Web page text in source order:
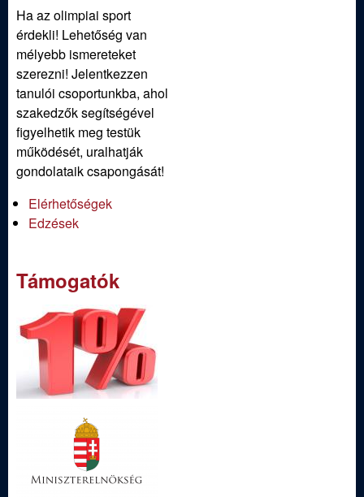
Ha az olimpiai sport
érdekli! Lehetőség van
mélyebb ismereteket
szerezni! Jelentkezzen
tanulói csoportunkba, ahol
szakedzők segítségével
figyelhetik meg testük
működését, uralhatják
gondolataik csapongását!
Elérhetőségek
Edzések
Támogatók